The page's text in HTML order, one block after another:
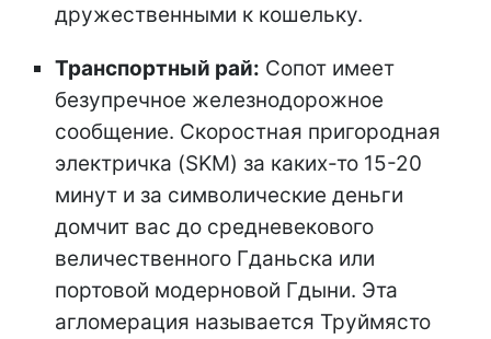
дружественными к кошельку.
Транспортный рай: Сопот имеет
безупречное железнодорожное
сообщение. Скоростная пригородная
электричка (SKM) за каких-то 15-20
минут и за символические деньги
домчит вас до средневекового
величественного Гданьска или
портовой модерновой Гдыни. Эта
агломерация называется Труймясто